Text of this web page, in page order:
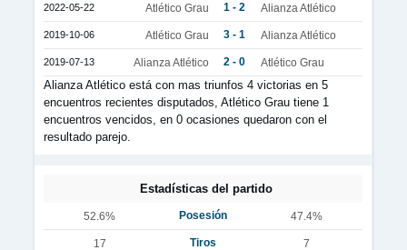
2022-05-22 Atlético Grau 1 - 2 Alianza Atlético
2019-10-06 Atlético Grau 3 - 1 Alianza Atlético
2019-07-13 Alianza Atlético 2 - 0 Atlético Grau
Alianza Atlético está con mas triunfos 4 victorias en 5
encuentros recientes disputados, Atlético Grau tiene 1
encuentros vencidos, en 0 ocasiones quedaron con el
resultado parejo.
Estadísticas del partido
52.6% Posesión 47.4%
17 Tiros 7